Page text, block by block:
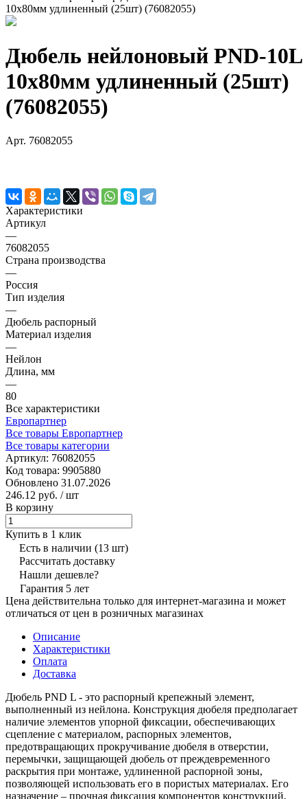
10х80мм удлиненный (25шт) (76082055)
Дюбель нейлоновый PND-10L
10х80мм удлиненный (25шт)
(76082055)
Арт. 76082055
Характеристики
Артикул
—
76082055
Страна производства
—
Россия
Тип изделия
—
Дюбель распорный
Материал изделия
—
Нейлон
Длина, мм
—
80
Все характеристики
Европартнер
Все товары Европартнер
Все товары категории
Артикул: 76082055
Код товара: 9905880
Обновлено 31.07.2026
246.12 руб. / шт
В корзину
Купить в 1 клик
Есть в наличии (13 шт)
Рассчитать доставку
Нашли дешевле?
Гарантия 5 лет
Цена действительна только для интернет-магазина и может
отличаться от цен в розничных магазинах
Описание
Характеристики
Оплата
Доставка
Дюбель PND L - это распорный крепежный элемент,
выполненный из нейлона. Конструкция дюбеля предполагает
наличие элементов упорной фиксации, обеспечивающих
сцепление с материалом, распорных элементов,
предотвращающих прокручивание дюбеля в отверстии,
перемычки, защищающей дюбель от преждевременного
раскрытия при монтаже, удлиненной распорной зоны,
позволяющей использовать его в пористых материалах. Его
назначение – прочная фиксация компонентов конструкций,